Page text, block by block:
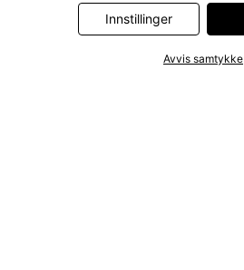
Ltd, RTB-House GmbH, Snap
Technologies UK Ltd.
.
Innstillinger
Avvis samtykke